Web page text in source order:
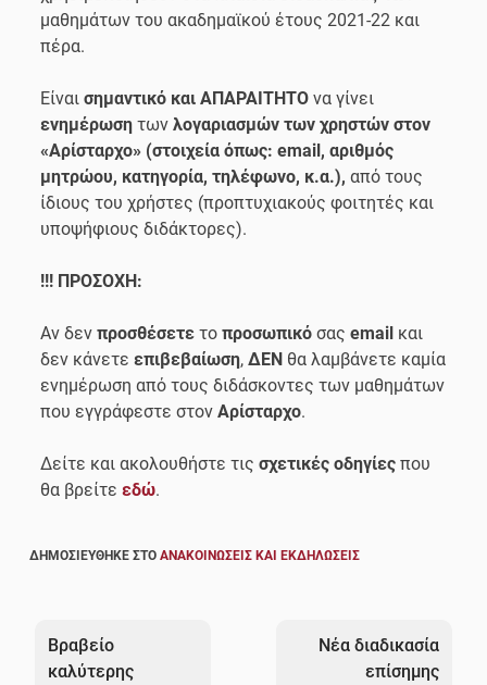
μαθημάτων του ακαδημαϊκού έτους 2021-22 και
πέρα.
Είναισημαντικό και ΑΠΑΡΑΙΤΗΤΟ να γίνει
ενημέρωση τωνλογαριασμών των χρηστών στον
«Αρίσταρχο» (στοιχεία όπως: email, αριθμός
μητρώου, κατηγορία, τηλέφωνο, κ.α.),από τους
ίδιους του χρήστες (προπτυχιακούς φοιτητές και
υποψήφιους διδάκτορες).
!!! ΠΡΟΣΟΧΗ:
Αν δενπροσθέσετετοπροσωπικόσαςemail και
δεν κάνετεεπιβεβαίωση,ΔΕΝ θα λαμβάνετε καμία
ενημέρωση από τους διδάσκοντες των μαθημάτων
που εγγράφεστε στονΑρίσταρχο.
Δείτε και ακολουθήστε τιςσχετικές οδηγίες που
θα βρείτεεδώ.
ΔΗΜΟΣΙΕΎΘΗΚΕ ΣΤΟΑΝΑΚΟΙΝΏΣΕΙΣ ΚΑΙ ΕΚΔΗΛΏΣΕΙΣ
άρθρων
Βραβείο
καλύτερης
Νέα διαδικασία
επίσημης